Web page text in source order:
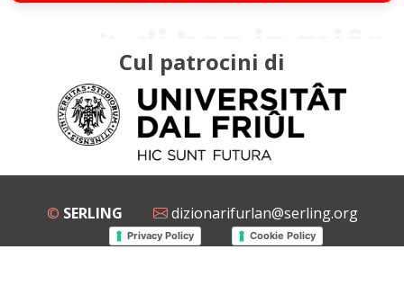
Cul patrocini di
© SERLING dizionarifurlan@serling.org
Privacy Policy Cookie Policy